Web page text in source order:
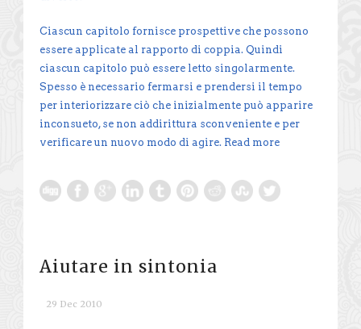
Ciascun capitolo fornisce prospettive che possono
essere applicate al rapporto di coppia. Quindi
ciascun capitolo può essere letto singolarmente.
Spesso è necessario fermarsi e prendersi il tempo
per interiorizzare ciò che inizialmente può apparire
inconsueto, se non addirittura sconveniente e per
verificare un nuovo modo di agire. Read more
Aiutare in sintonia
29 Dec 2010